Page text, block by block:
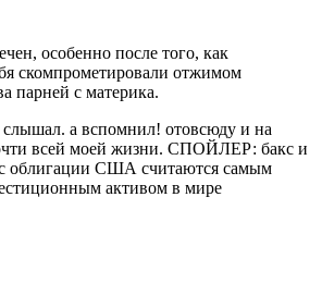
особенно после того, как
скомпрометировали отжимом
парней с материка.
слышал. а вспомнил! отовсюду и на
всей моей жизни. СПОЙЛЕР: бакс и
облигации США считаются самым
активом в мире